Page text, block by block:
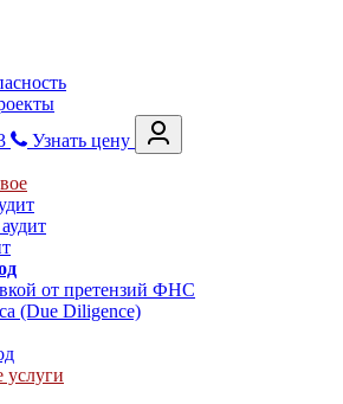
Узнать цену
от претензий ФНС
(Due Diligence)
услуги